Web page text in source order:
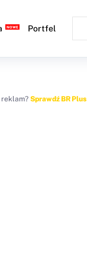
Portfel
reklam? Sprawdź BR Plus